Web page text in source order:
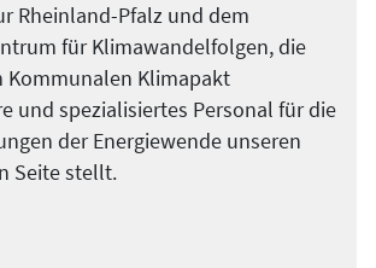
Rheinland-Pfalz und dem
für Klimawandelfolgen, die
Kommunalen Klimapakt
und spezialisiertes Personal für die
der Energiewende unseren
Seite stellt.